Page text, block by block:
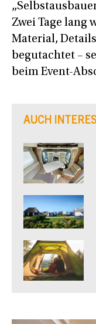
Zwei Tage lang
Material,
begutachtet –
beim Event-
AUCH